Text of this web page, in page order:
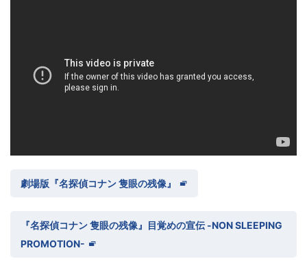
劇場版『名探偵コナン 隻眼の残像』
『名探偵コナン 隻眼の残像』目覚めの宣伝 -NON SLEEPING
PROMOTION-